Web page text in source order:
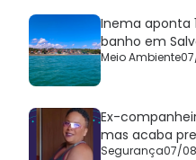
Inema aponta
banho em
Meio Ambiente
Ex-
mas acaba
Segurança07/